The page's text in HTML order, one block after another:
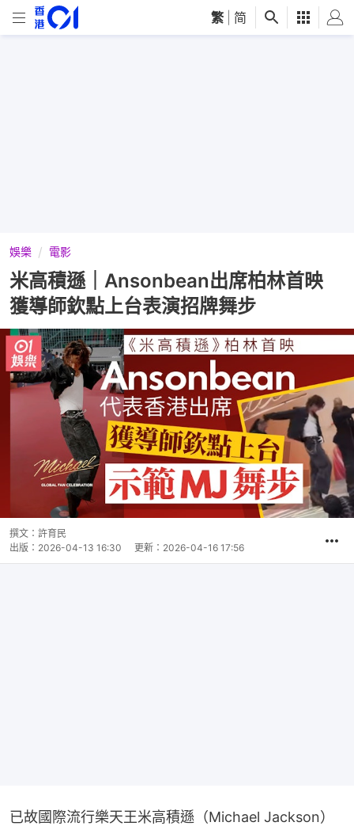
繁 简
娛樂 電影
米高積遜｜Ansonbean出席柏林首映
獲導師欽點上台表演招牌舞步
撰文： 許育民
出版： 2026-04-13 16:30 更新： 2026-04-16 17:56
已故國際流行樂天王米高積遜（Michael Jackson）